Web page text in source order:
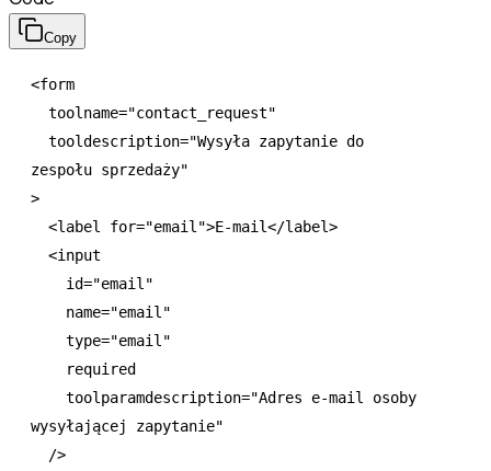
Copy
<form
  toolname
="contact_request"
  tooldescription
="Wysyła zapytanie do
zespołu sprzedaży"
>
  <
label for="email">E-mail</label>
  <
input
    id
="email"
    name
="email"
    type
="email"
    required
    toolparamdescription
="Adres e-mail osoby
wysyłającej zapytanie"
  />